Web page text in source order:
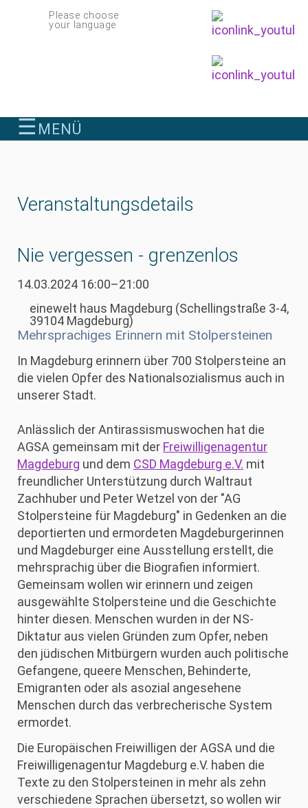
Navigation
überspringenPlease choose
your language
☰ MENÜ
Veranstaltungsdetails
Nie vergessen - grenzenlos
14.03.2024 16:00–21:00
einewelt haus Magdeburg (Schellingstraße 3-4,
39104 Magdeburg)
Mehrsprachiges Erinnern mit Stolpersteinen
In Magdeburg erinnern über 700 Stolpersteine an
die vielen Opfer des Nationalsozialismus auch in
unserer Stadt.
Anlässlich der Antirassismuswochen hat die
AGSA gemeinsam mit der Freiwilligenagentur
Magdeburg und dem CSD Magdeburg e.V. mit
freundlicher Unterstützung durch Waltraut
Zachhuber und Peter Wetzel von der "AG
Stolpersteine für Magdeburg" in Gedenken an die
deportierten und ermordeten Magdeburgerinnen
und Magdeburger eine Ausstellung erstellt, die
mehrsprachig über die Biografien informiert.
Gemeinsam wollen wir erinnern und zeigen
ausgewählte Stolpersteine und die Geschichte
hinter diesen. Menschen wurden in der NS-
Diktatur aus vielen Gründen zum Opfer, neben
den jüdischen Mitbürgern wurden auch politische
Gefangene, queere Menschen, Behinderte,
Emigranten oder als asozial angesehene
Menschen durch das verbrecherische System
ermordet.
Die Europäischen Freiwilligen der AGSA und die
Freiwilligenagentur Magdeburg e.V. haben die
Texte zu den Stolpersteinen in mehr als zehn
verschiedene Sprachen übersetzt, so wollen wir